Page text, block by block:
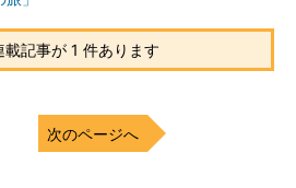
載記事が 1 件あります
次のページへ